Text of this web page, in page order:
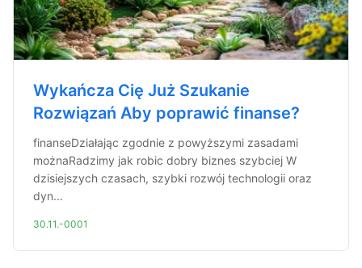
Wykańcza Cię Już Szukanie
Rozwiązań Aby poprawić finanse?
finanseDziałając zgodnie z powyższymi zasadami
możnaRadzimy jak robic dobry biznes szybciej W
dzisiejszych czasach, szybki rozwój technologii oraz
dyn...
30.11.-0001